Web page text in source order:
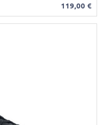
119,00 €